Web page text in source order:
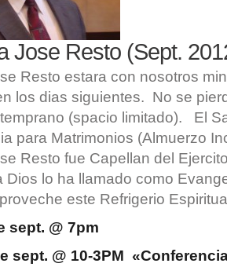
Jose Resto (Sept.
Resto estara con nosotros
los dias siguientes. No se
(spacio limitado). El
para Matrimonios (Almuerzo
Resto fue Capellan del
Dios lo ha llamado como
este Refrigerio
sept. @ 7pm
sept. @ 10-3PM